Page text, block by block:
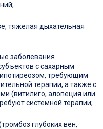
тяжелая дыхательная
заболевания
с сахарным
требующим
терапии, а также с
(витилиго, алопеция или
системной терапии;
глубоких вен,